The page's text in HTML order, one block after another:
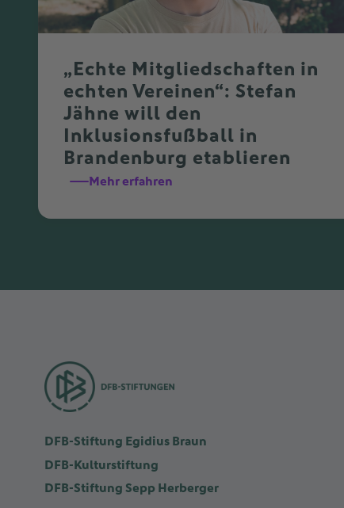
„Echte Mitgliedschaften in
echten Vereinen“: Stefan
Jähne will den
Inklusionsfußball in
Brandenburg etablieren
Mehr erfahren
DFB-Stiftung Egidius Braun
DFB-Kulturstiftung
DFB-Stiftung Sepp Herberger